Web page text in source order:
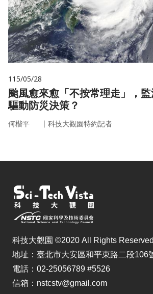
115/05/28
颱風愈來愈「不按常理走」，
驅動防災決策？
何楷平 ｜ 科技大觀園特約記者
科技大觀園 ©2020 All Rights
地址：臺北市大安區和平東路二段106
電話：02-25056789 #5526
信箱：nstcstv@gmail.com